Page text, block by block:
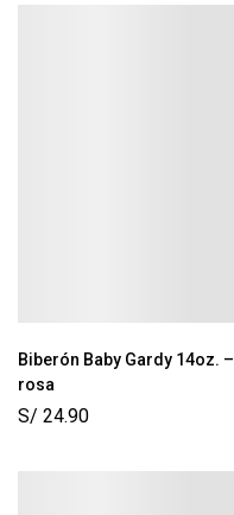
Biberón Baby Gardy 14oz. –
rosa
S/ 24.90